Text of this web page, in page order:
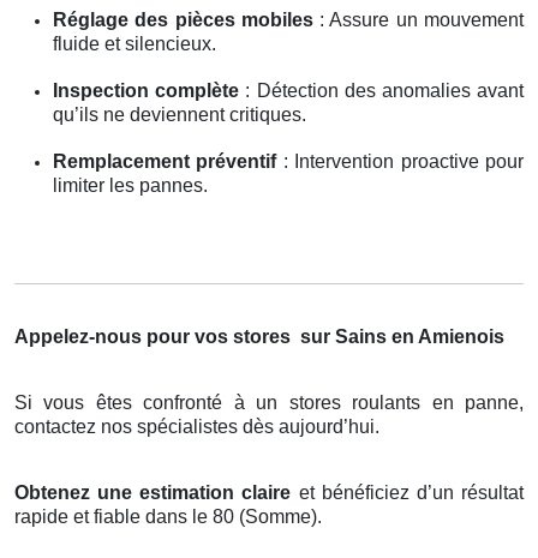
Réglage des pièces mobiles: Assure un mouvement
fluide et silencieux.
Inspection complète : Détection des anomalies avant
qu’ils ne deviennent critiques.
Remplacement préventif: Intervention proactive pour
limiter les pannes.
Appelez-nous pour vos stores sur Sains en Amienois
Si vous êtes confronté à un stores roulants en panne,
contactez nos spécialistes dès aujourd’hui.
Obtenez une estimation claire et bénéficiez d’un résultat
rapide et fiable dans le 80 (Somme).